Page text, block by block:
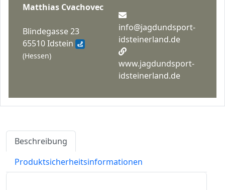
Matthias Cvachovec
Blindegasse 23
65510 Idstein
(Hessen)
info@jagdundsport-
idsteinerland.de
www.jagdundsport-
idsteinerland.de
Beschreibung
Produktsicherheitsinformationen